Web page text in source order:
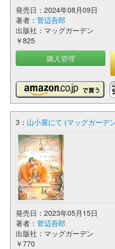
発売日：2024年08月09日
著者： 菅辺吾郎
出版社：マッグガーデン
￥825
購入管理
3： 山小屋にて (マッグガーデ
発売日：2023年05月15日
著者： 菅辺吾郎
出版社：マッグガーデン
￥770